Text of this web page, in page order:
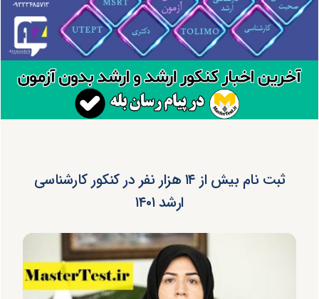
ثبت نام بیش از ۱۴ هزار نفر در کنکور کارشناسی
ارشد ۱۴۰۱